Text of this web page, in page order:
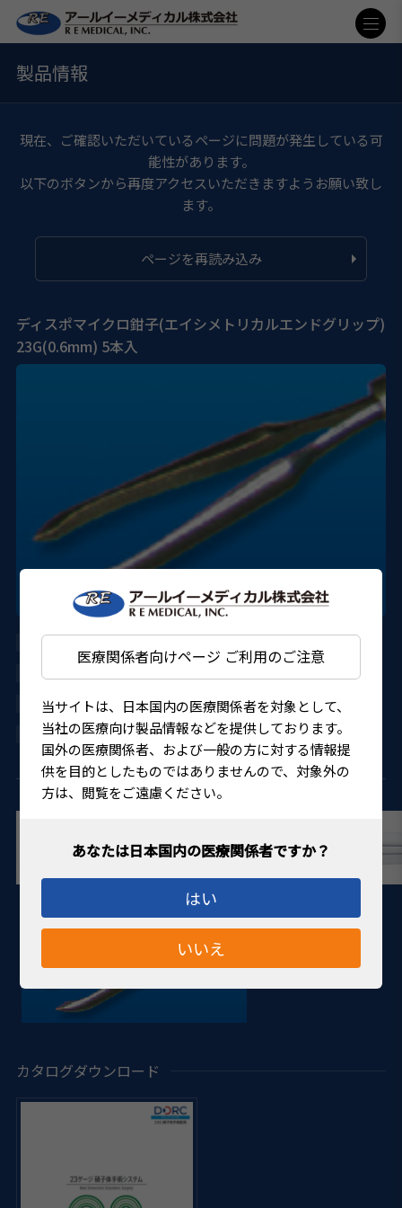
医療関係者向けページ ご利用のご注意
当サイトは、日本国内の医療関係者を対象として、
当社の医療向け製品情報などを提供しております。
国外の医療関係者、および一般の方に対する情報提
供を目的としたものではありませんので、対象外の
方は、閲覧をご遠慮ください。
はい
いいえ
製品情報
現在、ご確認いただいているページに問題が発生している可
能性があります。
以下のボタンから再度アクセスいただきますようお願い致し
ます。
ページを再読み込み
ディスポマイクロ鉗子(エイシメトリカルエンドグリップ)
23G(0.6mm) 5本入
DORC
222AGBZX00153000
4580151303282
カタログダウンロード